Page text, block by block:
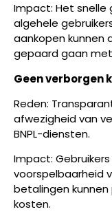
Impact: Het
algehele
aankopen kunnen
gepaard gaan
Geen verborgen
Reden:
afwezigheid van
BNPL-diensten.
Impact:
voorspelbaarheid
betalingen
kosten.